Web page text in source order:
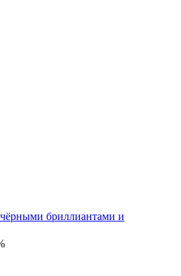
чёрными бриллиантами и